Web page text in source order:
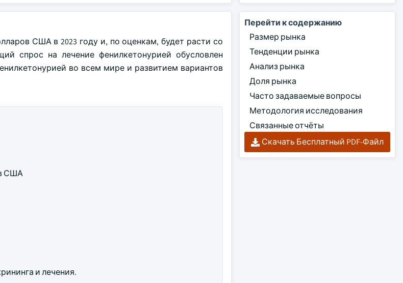
США в 2023 году и, по оценкам, будет расти со
спрос на лечение фенилкетонурией обусловлен
во всем мире и развитием вариантов
США
и лечения.
Перейти к содержанию
Размер рынка
Тенденции рынка
Анализ рынка
Доля рынка
Часто задаваемые вопросы
Методология исследования
Связанные отчёты
Скачать Бесплатный PDF-Файл